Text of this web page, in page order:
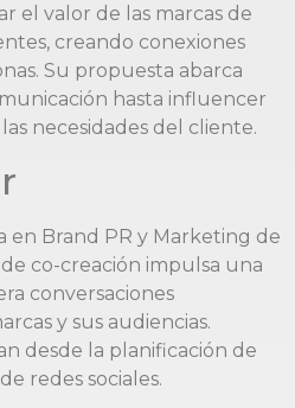
el valor de las marcas de
creando conexiones
Su propuesta abarca
hasta influencer
necesidades del cliente.
en Brand PR y Marketing de
co-creación impulsa una
conversaciones
y sus audiencias.
desde la planificación de
redes sociales.